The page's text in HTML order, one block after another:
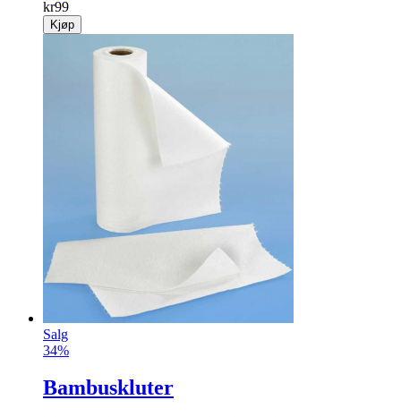
kr99
Kjøp
Salg
34%
Bambuskluter